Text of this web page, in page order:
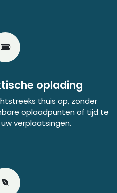
oplading
thuis op, zonder
oplaadpunten of tijd te
verplaatsingen.